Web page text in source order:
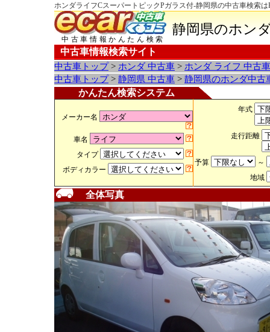
ホンダライフCスーパートピックPガラス付-静岡県の中古車検索
中古車情報かんたん検索
静岡県のホン
中古車情報検索サイト
中古車トップ> ホンダ 中古車 > ホンダ ライフ 中古
中古車トップ> 静岡県 中古車 > 静岡県のホンダ中古
かんたん検索システム
メーカー名
車名
タイプ
ボディカラー
年式
走行距離
予算
～
地域
全体写真